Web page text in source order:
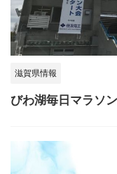
滋賀県情報
びわ湖毎日マラソ